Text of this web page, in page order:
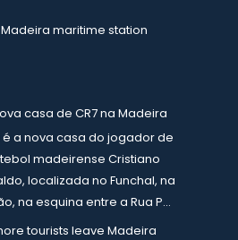
Madeira maritime station
casa de CR7 na Madeira
é a nova casa do jogador de
madeirense Cristiano
localizada no Funchal, na
na esquina entre a Rua P...
tourists leave Madeira